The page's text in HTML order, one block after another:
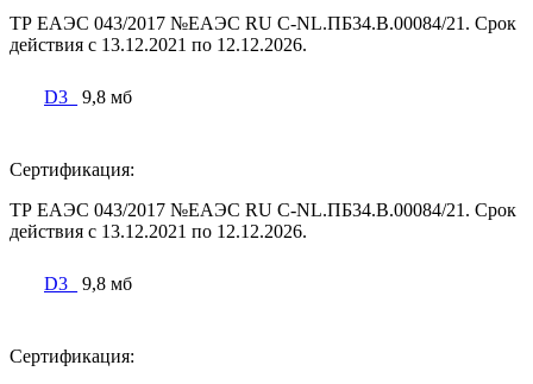
ТР ЕАЭС 043/2017 №ЕАЭС RU C-NL.ПБ34.В.00084/21. Срок
действия с 13.12.2021 по 12.12.2026.
D3_ 9,8 мб
Сертификация:
ТР ЕАЭС 043/2017 №ЕАЭС RU C-NL.ПБ34.В.00084/21. Срок
действия с 13.12.2021 по 12.12.2026.
D3_ 9,8 мб
Сертификация: